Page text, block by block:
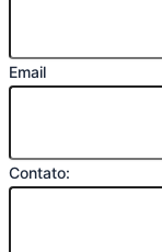
Email
Contato: